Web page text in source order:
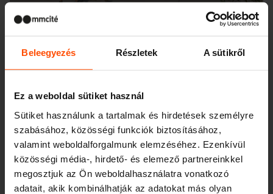
Beleegyezés Részletek A sütikről
Ez a weboldal sütiket használ
Sütiket használunk a tartalmak és hirdetések személyre
szabásához, közösségi funkciók biztosításához,
valamint weboldalforgalmunk elemzéséhez. Ezenkívül
közösségi média-, hirdető- és elemező partnereinkkel
megosztjuk az Ön weboldalhasználatra vonatkozó
adatait, akik kombinálhatják az adatokat más olyan
Seattle – Popup park